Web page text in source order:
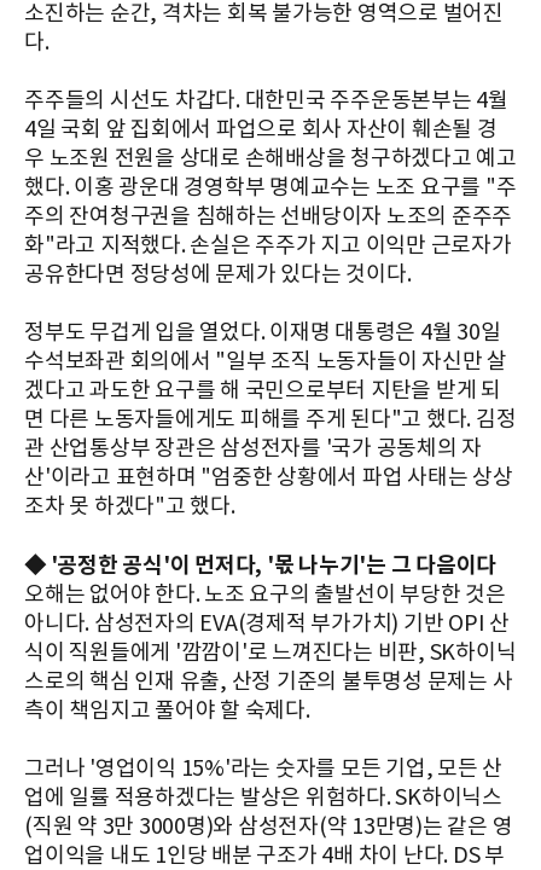
소진하는 순간, 격차는 회복 불가능한 영역으로 벌어진
다.
주주들의 시선도 차갑다. 대한민국 주주운동본부는 4월
4일 국회 앞 집회에서 파업으로 회사 자산이 훼손될 경
우 노조원 전원을 상대로 손해배상을 청구하겠다고 예고
했다. 이홍 광운대 경영학부 명예교수는 노조 요구를 "주
주의 잔여청구권을 침해하는 선배당이자 노조의 준주주
화"라고 지적했다. 손실은 주주가 지고 이익만 근로자가
공유한다면 정당성에 문제가 있다는 것이다.
정부도 무겁게 입을 열었다. 이재명 대통령은 4월 30일
수석보좌관 회의에서 "일부 조직 노동자들이 자신만 살
겠다고 과도한 요구를 해 국민으로부터 지탄을 받게 되
면 다른 노동자들에게도 피해를 주게 된다"고 했다. 김정
관 산업통상부 장관은 삼성전자를 '국가 공동체의 자
산'이라고 표현하며 "엄중한 상황에서 파업 사태는 상상
조차 못 하겠다"고 했다.
◆ '공정한 공식'이 먼저다, '몫 나누기'는 그 다음이다
오해는 없어야 한다. 노조 요구의 출발선이 부당한 것은
아니다. 삼성전자의 EVA(경제적 부가가치) 기반 OPI 산
식이 직원들에게 '깜깜이'로 느껴진다는 비판, SK하이닉
스로의 핵심 인재 유출, 산정 기준의 불투명성 문제는 사
측이 책임지고 풀어야 할 숙제다.
그러나 '영업이익 15%'라는 숫자를 모든 기업, 모든 산
업에 일률 적용하겠다는 발상은 위험하다. SK하이닉스
(직원 약 3만 3000명)와 삼성전자(약 13만명)는 같은 영
업이익을 내도 1인당 배분 구조가 4배 차이 난다. DS 부